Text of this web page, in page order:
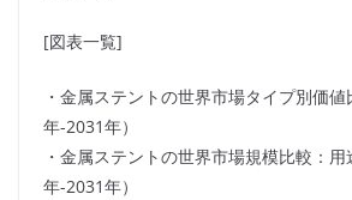
[図表一覧]
・金属ステントの世界市場タイプ別価
年-2031年）
・金属ステントの世界市場規模比較：
年-2031年）